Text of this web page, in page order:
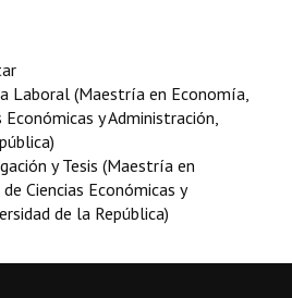
Laboral (Maestría en Economía,
y Administración,
y Tesis (Maestría en
Ciencias Económicas y
de la República)